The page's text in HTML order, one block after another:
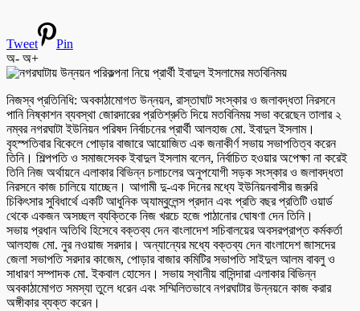
Tweet
Pin
অ- অ+
নিজস্ব প্রতিনিধি: অবকাঠামোগত উন্নয়ন, রাস্তাঘাট সংস্কার ও জলাবদ্ধতা নিরসনে
পানি নিষ্কাশন ব্যবস্থা জোরদারের প্রতিশ্রুতি দিয়ে মতবিনিময় সভা করেছেন তালার ২
নম্বর নগরঘাটা ইউনিয়ন পরিষদ নির্বাচনের প্রার্থী আলহাজ মো. ইবাদুল ইসলাম।
বৃহস্পতিবার বিকেলে পোড়ার বাজারে আয়োজিত এক জনাকীর্ণ সভায় সভাপতিত্ব করেন
তিনি। শিল্পপতি ও সমাজসেবক ইবাদুল ইসলাম বলেন, নির্বাচিত হওয়ার অপেক্ষা না করেই
তিনি নিজ অর্থায়নে এলাকার বিভিন্ন চলাচলের অনুপযোগী সড়ক সংস্কার ও জলাবদ্ধতা
নিরসনে কাজ চালিয়ে যাচ্ছেন। আগামী দু-এক দিনের মধ্যে ইউনিয়নবাসীর জরুরি
চিকিৎসার সুবিধার্থে একটি আধুনিক অ্যাম্বুলেন্স প্রদান এবং প্রতি বছর প্রতিটি ওয়ার্ড
থেকে একজন অসচ্ছল ব্যক্তিকে নিজ খরচে হজে পাঠানোর ঘোষণা দেন তিনি।
সভায় প্রধান অতিথি হিসেবে বক্তব্য দেন বাংলাদেশ সচিবালয়ের অবসরপ্রাপ্ত কর্মকর্তা
আলহাজ মো. নুর নওয়াজ সরদার। অন্যান্যের মধ্যে বক্তব্য দেন বাংলাদেশ জাসদের
জেলা সভাপতি সরদার কাজেম, পোড়ার বাজার কমিটির সভাপতি সাইদুল আলম বাবলু ও
সাধারণ সম্পাদক মো. ইকবাল হোসেন। সভায় স্থানীয় বাসিন্দারা এলাকার বিভিন্ন
অবকাঠামোগত সমস্যা তুলে ধরেন এবং সম্মিলিতভাবে নগরঘাটার উন্নয়নে কাজ করার
অঙ্গীকার ব্যক্ত করেন।